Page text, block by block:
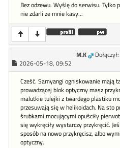
Bez odzewu. Wyślę do serwisu. Tylko
nie zdarli ze mnie kasy...
M.K
2026-05-18, 09:52
Cześć. Samyangi ogniskowanie mają
prowadzącej blok optyczny masz
malutkie tulejki z twardego plastiku
przesuwają się w helikoidach. Na sto
śrubkami mocującymi opuściły
się wykręciły wystarczy przykręcić.
sposób na nowo przykręcisz, albo
optyczny.